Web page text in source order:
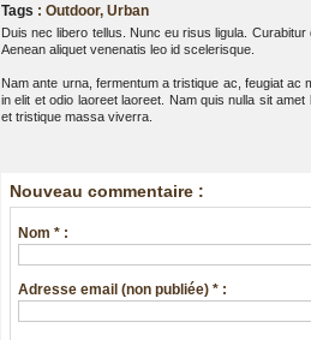
Tags : Outdoor, Urban
Duis nec libero tellus. Nunc eu risus ligula.
Aenean aliquet venenatis leo id scelerisque.
Nam ante urna, fermentum a tristique ac, feugiat
in elit et odio laoreet laoreet. Nam quis nulla sit
et tristique massa viverra.
Nouveau commentaire :
Nom * :
Adresse email (non publiée) * :